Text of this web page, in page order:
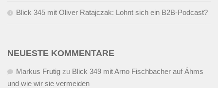
Blick 345 mit Oliver Ratajczak: Lohnt sich ein B2B-Podcast?
NEUESTE KOMMENTARE
Markus Frutig zu Blick 349 mit Arno Fischbacher auf Ähms
und wie wir sie vermeiden